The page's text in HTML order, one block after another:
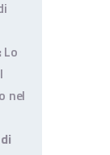
Lo
nel